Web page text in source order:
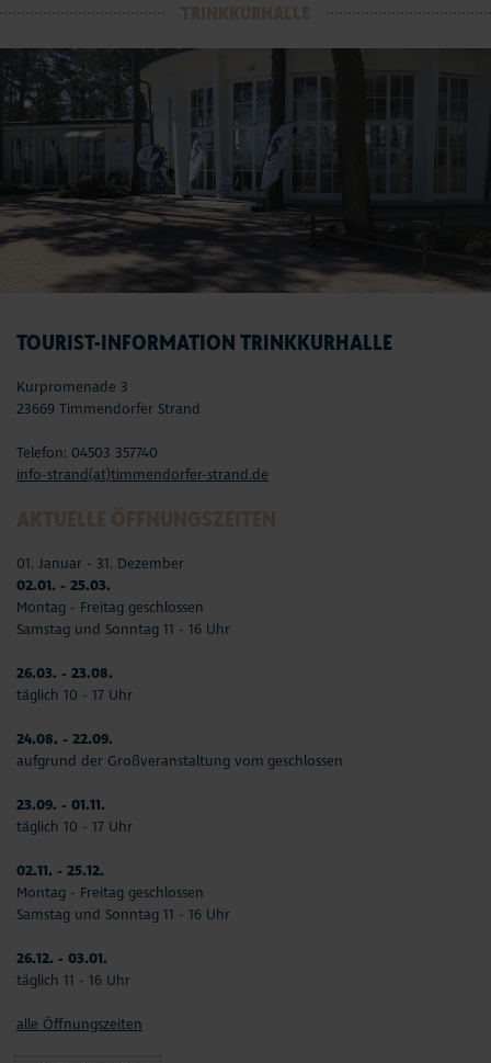
TOURIST-INFORMATION TRINKKURHALLE
Kurpromenade 3
23669 Timmendorfer Strand
Telefon: 04503 357740
info-strand(at)timmendorfer-strand.de
01. Januar - 31. Dezember
02.01. - 25.03.
Montag - Freitag geschlossen
Samstag und Sonntag 11 - 16 Uhr
26.03. - 23.08.
täglich 10 - 17 Uhr
24.08. - 22.09.
aufgrund der Großveranstaltung vom geschlossen
23.09. - 01.11.
täglich 10 - 17 Uhr
02.11. - 25.12.
Montag - Freitag geschlossen
Samstag und Sonntag 11 - 16 Uhr
26.12. - 03.01.
täglich 11 - 16 Uhr
alle Öffnungszeiten